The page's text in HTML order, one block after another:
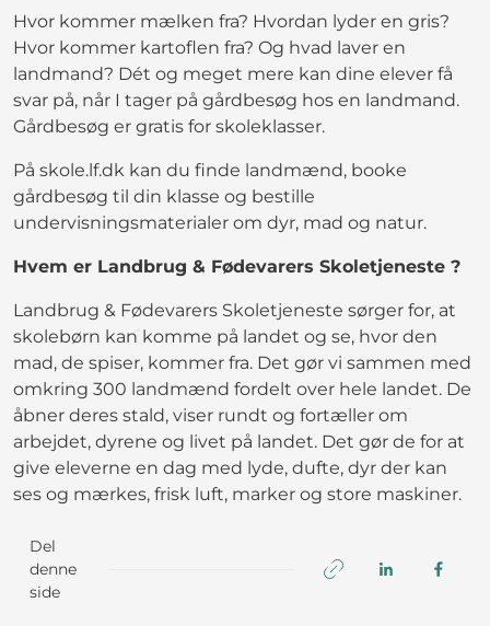
Hvor kommer mælken fra? Hvordan lyder en gris?
Hvor kommer kartoflen fra? Og hvad laver en
landmand? Dét og meget mere kan dine elever få
svar på, når I tager på gårdbesøg hos en landmand.
Gårdbesøg er gratis for skoleklasser.
På skole.lf.dk kan du finde landmænd, booke
gårdbesøg til din klasse og bestille
undervisningsmaterialer om dyr, mad og natur.
Hvem er Landbrug & Fødevarers Skoletjeneste ?
Landbrug & Fødevarers Skoletjeneste sørger for, at
skolebørn kan komme på landet og se, hvor den
mad, de spiser, kommer fra. Det gør vi sammen med
omkring 300 landmænd fordelt over hele landet. De
åbner deres stald, viser rundt og fortæller om
arbejdet, dyrene og livet på landet. Det gør de for at
give eleverne en dag med lyde, dufte, dyr der kan
ses og mærkes, frisk luft, marker og store maskiner.
Del
denne
side